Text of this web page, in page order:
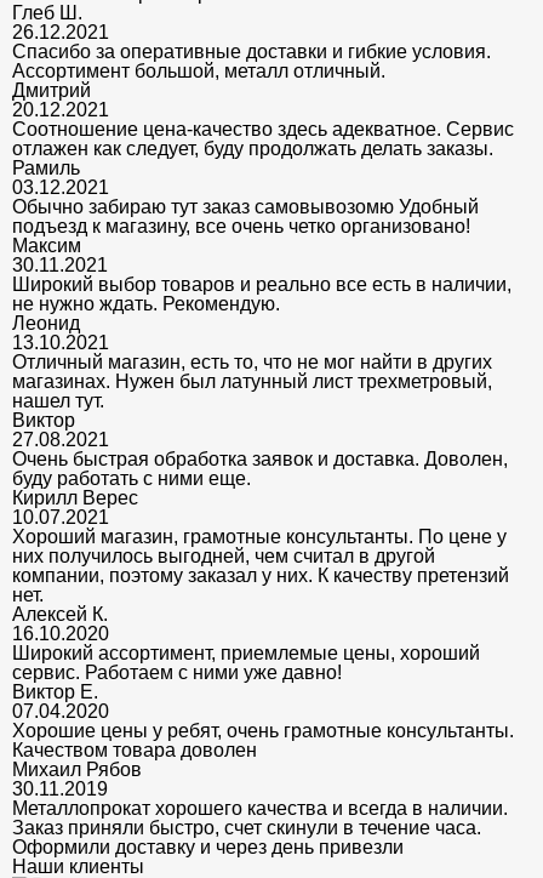
Глеб Ш.
26.12.2021
Спасибо за оперативные доставки и гибкие условия.
Ассортимент большой, металл отличный.
Дмитрий
20.12.2021
Соотношение цена-качество здесь адекватное. Сервис
отлажен как следует, буду продолжать делать заказы.
Рамиль
03.12.2021
Обычно забираю тут заказ самовывозомю Удобный
подъезд к магазину, все очень четко организовано!
Максим
30.11.2021
Широкий выбор товаров и реально все есть в наличии,
не нужно ждать. Рекомендую.
Леонид
13.10.2021
Отличный магазин, есть то, что не мог найти в других
магазинах. Нужен был латунный лист трехметровый,
нашел тут.
Виктор
27.08.2021
Очень быстрая обработка заявок и доставка. Доволен,
буду работать с ними еще.
Кирилл Верес
10.07.2021
Хороший магазин, грамотные консультанты. По цене у
них получилось выгодней, чем считал в другой
компании, поэтому заказал у них. К качеству претензий
нет.
Алексей К.
16.10.2020
Широкий ассортимент, приемлемые цены, хороший
сервис. Работаем с ними уже давно!
Виктор Е.
07.04.2020
Хорошие цены у ребят, очень грамотные консультанты.
Качеством товара доволен
Михаил Рябов
30.11.2019
Металлопрокат хорошего качества и всегда в наличии.
Заказ приняли быстро, счет скинули в течение часа.
Оформили доставку и через день привезли
Наши клиенты